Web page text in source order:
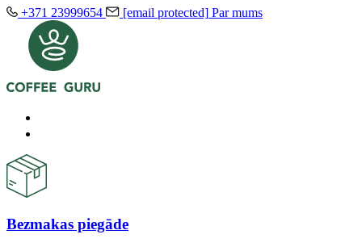
+371 23999654
[email protected] Par mums
Bezmakas piegāde